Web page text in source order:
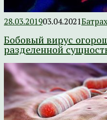
28.03.201903.04.2021
Бобовый вирус
разделенной